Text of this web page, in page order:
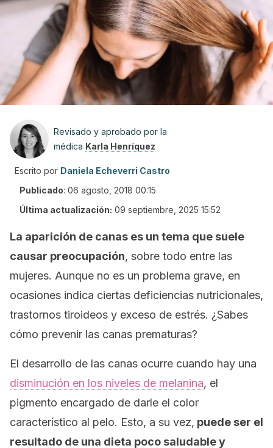
Revisado y aprobado por la
médica Karla Henríquez
Escrito por Daniela Echeverri Castro
Publicado: 06 agosto, 2018 00:15
Última actualización: 09 septiembre, 2025 15:52
La aparición de canas es un tema que suele
causar preocupación, sobre todo entre las
mujeres. Aunque no es un problema grave, en
ocasiones indica ciertas deficiencias nutricionales,
trastornos tiroideos y exceso de estrés. ¿Sabes
cómo prevenir las canas prematuras?
El desarrollo de las canas ocurre cuando hay una
disminución en los niveles de melanina, el
pigmento encargado de darle el color
característico al pelo. Esto, a su vez, puede ser el
resultado de una dieta poco saludable y